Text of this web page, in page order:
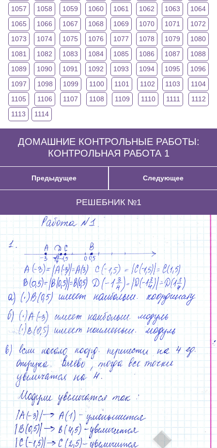
1057 1058 1059 1060 1061 1062 1063
1064
1065
1066 1067 1068 1069 1070 1071
1072
1073
1074 1075 1076 1077 1078 1079
1080
1081
1082 1083 1084 1085 1086 1087
1088
1089
1090 1091 1092 1093 1094 1095
1096
1097
1098 1099 1100 1101 1102 1103
1104
1105
1106 1107 1108 1109 1110 1111
1112
1113
1114
ДОМАШНИЕ КОНТРОЛЬНЫЕ РАБОТЫ:
КОНТРОЛЬНАЯ РАБОТА 1
Предыдущее Следующее
РЕШЕБНИК №1